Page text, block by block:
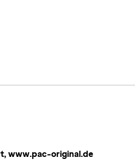
www.pac-original.de